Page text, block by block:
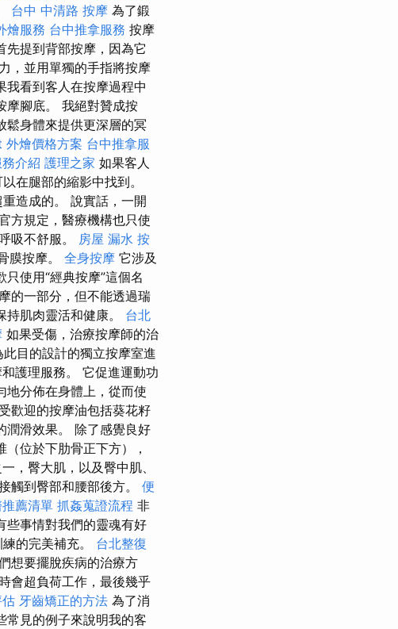
台中 中清路 按摩 為了鍛
燴服務 台中推拿服務 按摩
先提到背部按摩，因為它
，並用單獨的手指將按摩
看到客人在按摩過程中
摩腳底。 我絕對贊成按
鬆身體來提供更深層的冥
燴價格方案 台中推拿服
介紹 護理之家 如果客人
在腿部的縮影中找到。
造成的。 說實話，一開
方規定，醫療機構也只使
吸不舒服。 房屋 漏水 按
膜按摩。 全身按摩 它涉及
使用“經典按摩”這個名
的一部分，但不能透過瑞
肌肉靈活和健康。 台北
如果受傷，治療按摩師的治
目的設計的獨立按摩室進
護理服務。 它促進運動功
地分佈在身體上，從而使
歡迎的按摩油包括葵花籽
潤滑效果。 除了感覺良好
位於下肋骨正下方），
，臀大肌，以及臀中肌、
觸到臀部和腰部後方。 便
薦清單 抓姦蒐證流程 非
些事情對我們的靈魂有好
的完美補充。 台北整復
想要擺脫疾病的治療方
會超負荷工作，最後幾乎
牙齒矯正的方法 為了消
常見的例子來說明我的客